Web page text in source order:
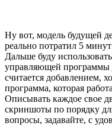
Ну вот, модель будущей
реально потратил 5
Дальше буду использовать
управляющей программы
считается добавлением,
программа, которая
Описывать каждое свое
скриншоты по порядку
вопросы, задавайте, с